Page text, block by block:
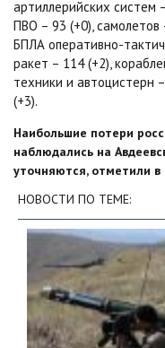
артиллерийских систем
ПВО – 93 (+0), самолетов
БПЛА оперативно-
ракет – 114 (+2),
техники и автоцистерн
(+3).
Наибольшие потери
наблюдались на
уточняются, отметили в
НОВОСТИ ПО ТЕМЕ: